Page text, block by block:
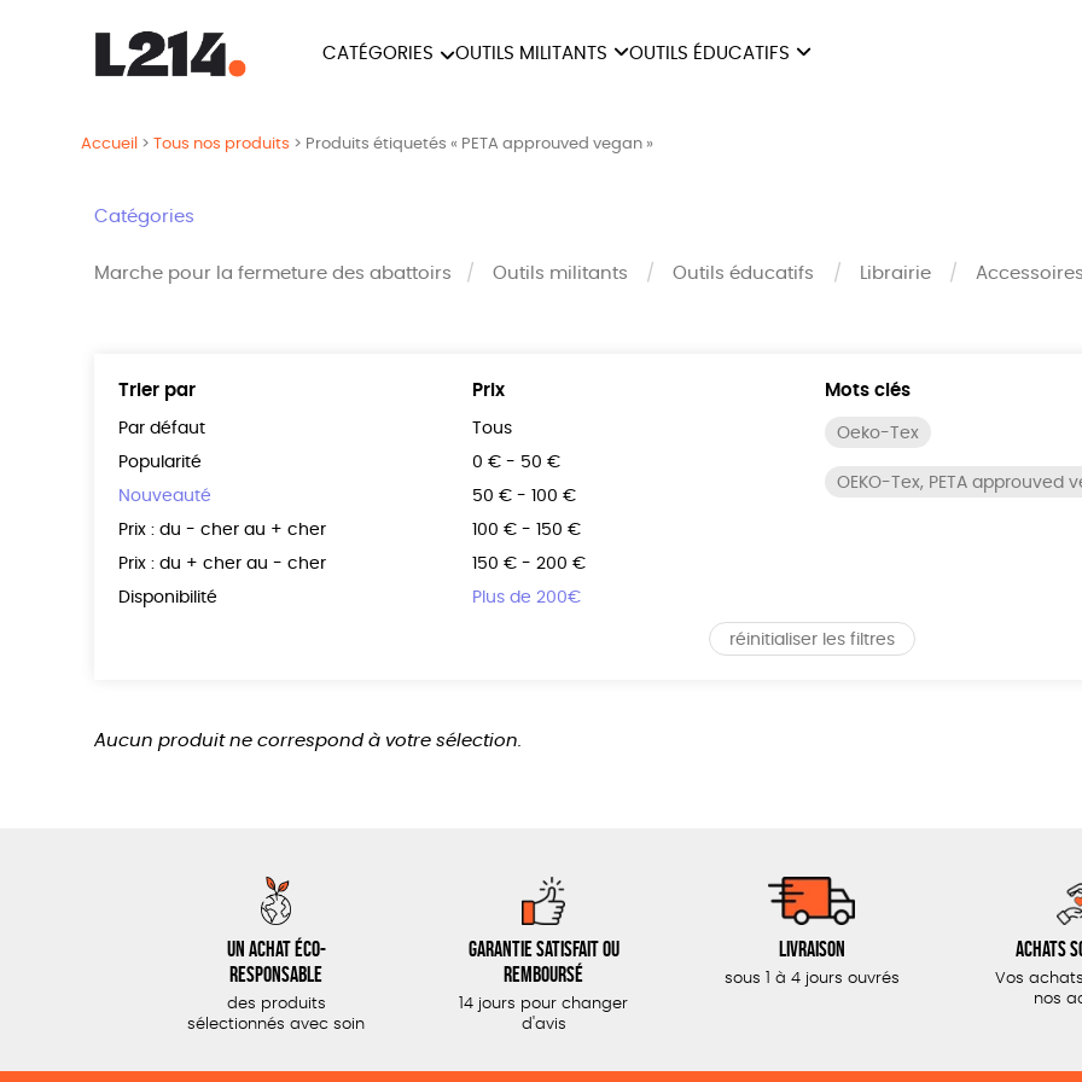
CATÉGORIES
FERMETURE DES ABATTOIRS
OUTILS MILITANTS
OUTILS MILITANTS
CARTES
OUTILS ÉDUCATIFS
POSTERS ÉDUCATIFS
Accueil >Tous nos produits > Produits étiquetés « PETA approuved vegan »
Catégories
Marche pour la fermeture des abattoirs Outils militants Outils éducatifs Librairie Accessoires
Trier par
Par défaut
Popularité
Nouveauté
Prix : du - cher au + cher
Prix : du + cher au - cher
Disponibilité
Prix
Tous
0 € - 50 €
50 € - 100 €
100 € - 150 €
150 € - 200 €
Plus de 200€
Mots clés
Oeko-Tex
OEKO-Tex, PETA approuved
réinitialiser les filtres
Aucun produit ne correspond à votre sélection.
Un achat éco-
responsable
des produits
sélectionnés avec soin
Garantie satisfait ou
remboursé
14 jours pour changer
d'avis
Livraison
sous 1 à 4 jours ouvrés
Achats
Vos
nos